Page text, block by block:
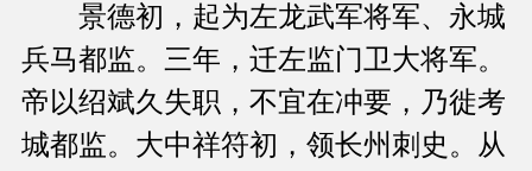
景德初，起为左龙武军将军、永城
兵马都监。三年，迁左监门卫大将军。
帝以绍斌久失职，不宜在冲要，乃徙考
城都监。大中祥符初，领长州刺史。从